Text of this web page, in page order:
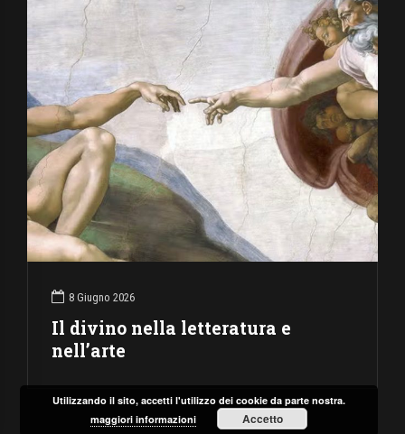
8 Giugno 2026
Il divino nella letteratura e
nell’arte
Utilizzando il sito, accetti l'utilizzo dei cookie da parte nostra.
maggiori informazioni
Accetto